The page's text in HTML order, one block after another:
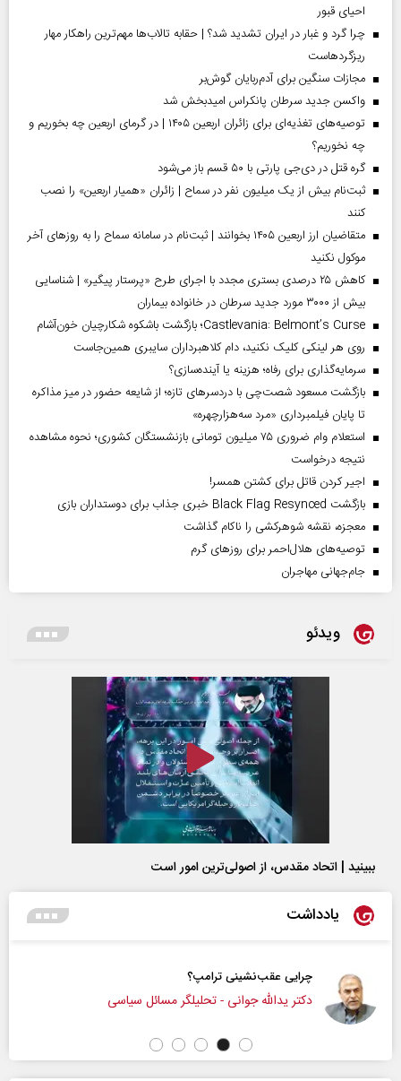
احیای قبور
چرا گرد و غبار در ایران تشدید شد؟ | حقابه تالاب‌ها مهم‌ترین راهکار مهار
ریزگردهاست
مجازات سنگین برای آدم‌ربایان گوش‌بر
واکسن جدید سرطان پانکراس امیدبخش شد
توصیه‌های تغذیه‌ای برای زائران اربعین ۱۴۰۵ | در گرمای اربعین چه بخوریم و
چه نخوریم؟
گره قتل در دی‌جی پارتی با ۵۰ قسم باز می‌شود
ثبت‌نام بیش از یک میلیون نفر در سماح | زائران «همیار اربعین» را نصب
کنند
متقاضیان ارز اربعین ۱۴۰۵ بخوانند | ثبت‌نام در سامانه سماح را به روز‌های آخر
موکول نکنید
کاهش ۲۵ درصدی بستری مجدد با اجرای طرح «پرستار پیگیر» | شناسایی
بیش از ۳۰۰۰ مورد جدید سرطان در خانواده بیماران
Castlevania: Belmont’s Curse؛ بازگشت باشکوه شکارچیان خون‌آشام
روی هر لینکی کلیک نکنید، دام کلاهبرداران سایبری همین‌جاست
سرمایه‌گذاری برای رفاه؛ هزینه یا آینده‌سازی؟
بازگشت مسعود شصت‌چی با دردسر‌های تازه؛ از شایعه حضور در میز مذاکره
تا پایان فیلمبرداری «مرد سه‌هزارچهره»
استعلام وام ضروری ۷۵ میلیون تومانی بازنشستگان کشوری؛ نحوه مشاهده
نتیجه درخواست
اجیر کردن قاتل برای کشتن همسر!
بازگشت Black Flag Resynced خبری جذاب برای دوستداران بازی
معجزه، نقشه شوهرکشی را ناکام گذاشت
توصیه‌های هلال‌احمر برای روز‌های گرم
جام‌جهانی مهاجران
ویدئو
ببینید | اتحاد مقدس، از اصولی‌ترین امور است
یادداشت
چرایی عقب‌نشینی ترامپ؟
دکتر یدالله جوانی - تحلیلگر مسائل سیاسی